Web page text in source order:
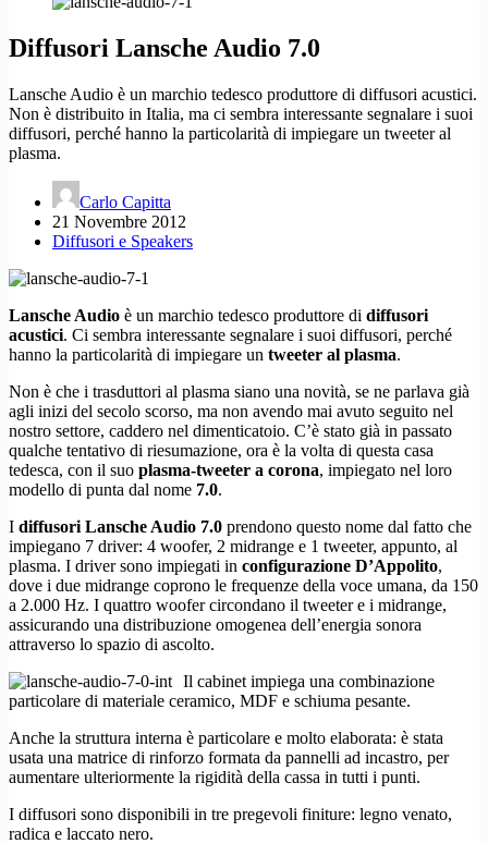
Diffusori Lansche Audio 7.0
Lansche Audio è un marchio tedesco produttore di diffusori acustici.
Non è distribuito in Italia, ma ci sembra interessante segnalare i suoi
diffusori, perché hanno la particolarità di impiegare un tweeter al
plasma.
Carlo Capitta
21 Novembre 2012
Diffusori e Speakers
Lansche Audio è un marchio tedesco produttore di diffusori
acustici. Ci sembra interessante segnalare i suoi diffusori, perché
hanno la particolarità di impiegare un tweeter al plasma.
Non è che i trasduttori al plasma siano una novità, se ne parlava già
agli inizi del secolo scorso, ma non avendo mai avuto seguito nel
nostro settore, caddero nel dimenticatoio. C’è stato già in passato
qualche tentativo di riesumazione, ora è la volta di questa casa
tedesca, con il suo plasma-tweeter a corona, impiegato nel loro
modello di punta dal nome 7.0.
I diffusori Lansche Audio 7.0 prendono questo nome dal fatto che
impiegano 7 driver: 4 woofer, 2 midrange e 1 tweeter, appunto, al
plasma. I driver sono impiegati in configurazione D’Appolito,
dove i due midrange coprono le frequenze della voce umana, da 150
a 2.000 Hz. I quattro woofer circondano il tweeter e i midrange,
assicurando una distribuzione omogenea dell’energia sonora
attraverso lo spazio di ascolto.
Il cabinet impiega una combinazione
particolare di materiale ceramico, MDF e schiuma pesante.
Anche la struttura interna è particolare e molto elaborata: è stata
usata una matrice di rinforzo formata da pannelli ad incastro, per
aumentare ulteriormente la rigidità della cassa in tutti i punti.
I diffusori sono disponibili in tre pregevoli finiture: legno venato,
radica e laccato nero.